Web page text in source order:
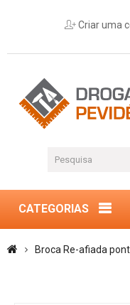
Criar uma
CATEGORIAS
Broca Re-afiada